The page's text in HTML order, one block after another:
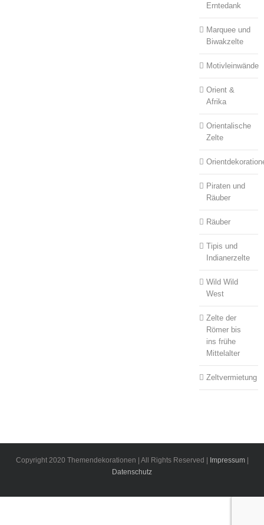
Erntedank
Marquee und
Biwakzelte
Motivleinwände
Orient &
Afrika
Orientalische
Zelte
Piraten und
Räuber
Räuber
Tipis und
Indianerzelte
Wild Wild
West
Zelte der
Römer bis
ins frühe
Mittelalter
Zeltvermietung
Copyright 2020 Themendekorationen | All Rights Reserved | Impressum|
Datenschutz